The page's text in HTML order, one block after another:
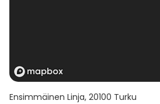
Ensimmäinen Linja, 20100 Turku